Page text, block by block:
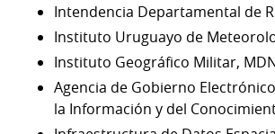
Intendencia Departamental de
Instituto Uruguayo de
Instituto Geográfico Militar,
Agencia de Gobierno
la Información y del